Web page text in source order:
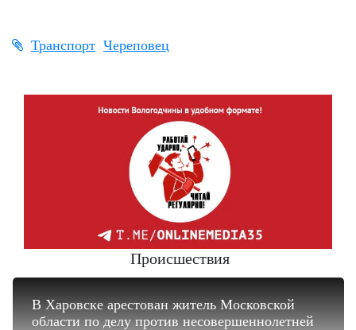
Транспорт Череповец
Происшествия
В Харовске арестован житель Московской
области по делу против несовершеннолетней